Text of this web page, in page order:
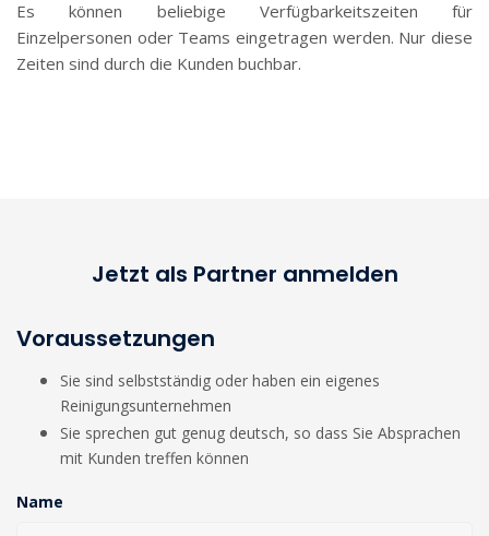
Es können beliebige Verfügbarkeitszeiten für
Einzelpersonen oder Teams eingetragen werden. Nur diese
Zeiten sind durch die Kunden buchbar.
Jetzt als Partner anmelden
Voraussetzungen
Sie sind selbstständig oder haben ein eigenes
Reinigungsunternehmen
Sie sprechen gut genug deutsch, so dass Sie Absprachen
mit Kunden treffen können
Name